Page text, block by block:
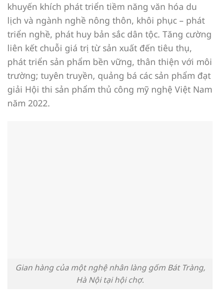
khuyến khích phát triển tiềm năng văn hóa du
lịch và ngành nghề nông thôn, khôi phục – phát
triển nghề, phát huy bản sắc dân tộc. Tăng cường
liên kết chuỗi giá trị từ sản xuất đến tiêu thụ,
phát triển sản phẩm bền vững, thân thiện với môi
trường; tuyên truyền, quảng bá các sản phẩm đạt
giải Hội thi sản phẩm thủ công mỹ nghệ Việt Nam
năm 2022.
Gian hàng của một nghệ nhân làng gốm Bát Tràng,
Hà Nội tại hội chợ.